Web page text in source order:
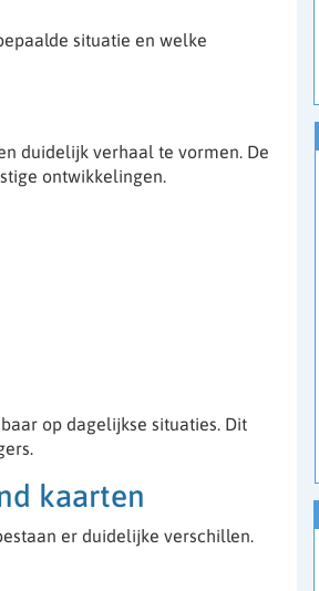
situatie en welke
duidelijk verhaal te vormen. De
ontwikkelingen.
op dagelijkse situaties. Dit
kaarten
er duidelijke verschillen.